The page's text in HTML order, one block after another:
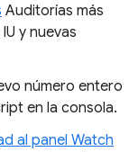
Auditorías más
y nuevas
número entero
en la consola.
al panel Watch